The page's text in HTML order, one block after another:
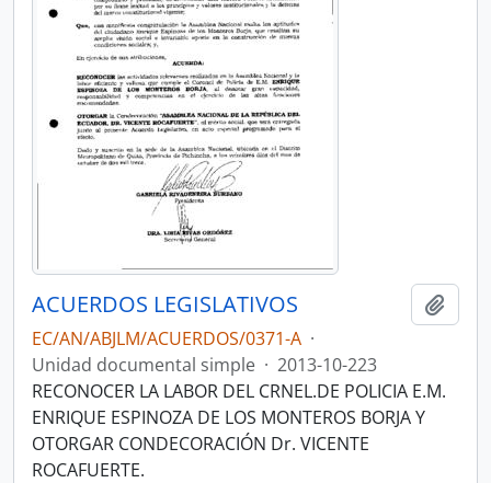
ACUERDOS LEGISLATIVOS
EC/AN/ABJLM/ACUERDOS/0371-A ·
Unidad documental simple · 2013-10-223
RECONOCER LA LABOR DEL CRNEL.DE POLICIA E.M.
ENRIQUE ESPINOZA DE LOS MONTEROS BORJA Y
OTORGAR CONDECORACIÓN Dr. VICENTE
ROCAFUERTE.